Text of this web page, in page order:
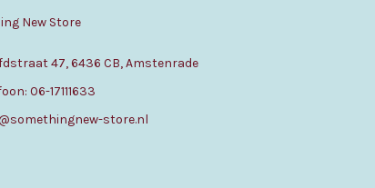
New Store
47, 6436 CB, Amstenrade
06-17111633
store.nl